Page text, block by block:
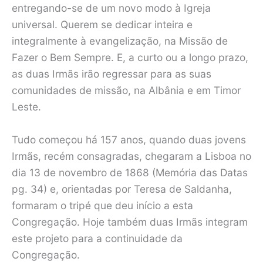
entregando-se de um novo modo à Igreja
universal. Querem se dedicar inteira e
integralmente à evangelização, na Missão de
Fazer o Bem Sempre. E, a curto ou a longo prazo,
as duas Irmãs irão regressar para as suas
comunidades de missão, na Albânia e em Timor
Leste.
Tudo começou há 157 anos, quando duas jovens
Irmãs, recém consagradas, chegaram a Lisboa no
dia 13 de novembro de 1868 (Memória das Datas
pg. 34) e, orientadas por Teresa de Saldanha,
formaram o tripé que deu início a esta
Congregação. Hoje também duas Irmãs integram
este projeto para a continuidade da
Congregação.